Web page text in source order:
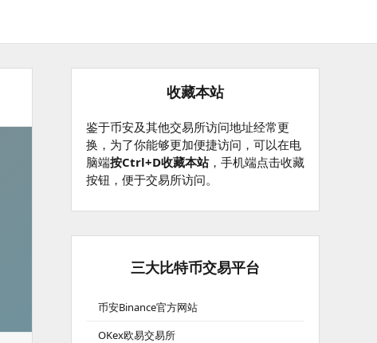
收藏本站
鉴于币安及其他交易所访问地址经常更
换，为了你能够更加便捷访问，可以在电
脑端按Ctrl+D收藏本站，手机端点击收藏
按钮，便于交易所访问。
三大比特币交易平台
币安Binance官方网站
OKex欧易交易所